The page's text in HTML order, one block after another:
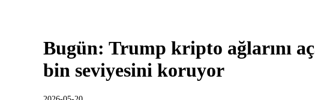
Bugün: Trump kripto ağlarını
bin seviyesini koruyor